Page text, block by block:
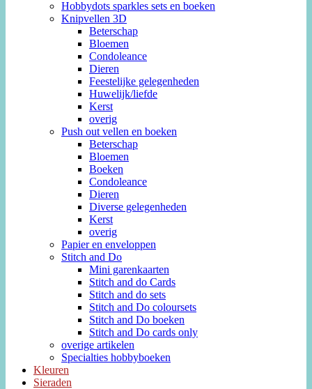
Hobbydots sparkles sets en boeken
Knipvellen 3D
Beterschap
Bloemen
Condoleance
Dieren
Feestelijke gelegenheden
Huwelijk/liefde
Kerst
overig
Push out vellen en boeken
Beterschap
Bloemen
Boeken
Condoleance
Dieren
Diverse gelegenheden
Kerst
overig
Papier en enveloppen
Stitch and Do
Mini garenkaarten
Stitch and do Cards
Stitch and do sets
Stitch and Do coloursets
Stitch and Do boeken
Stitch and Do cards only
overige artikelen
Specialties hobbyboeken
Kleuren
Sieraden